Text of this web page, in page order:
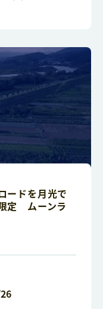
ードを月光で
定 ムーンラ